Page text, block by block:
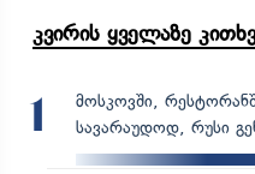
კვირის ყველაზე
1
მოსკოვში,
სავარაუდოდ, რუსი